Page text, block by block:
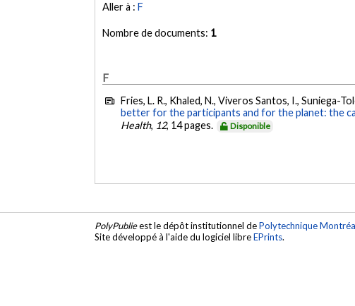
Aller à :F
Nombre de documents: 1
F
Fries, L. R., Khaled, N., Viveros Santos, I., Suniega-
better for the participants and for the planet: the
Health, 12, 14 pages. Disponible
PolyPublieest le dépôt institutionnel dePolytechnique
Site développé à l'aide du logiciel libreEPrints.